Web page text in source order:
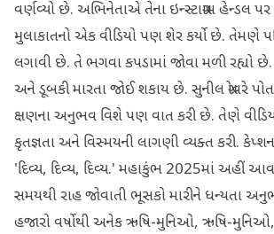
વર્ણવ્યો છે. અભિનેતાએ તેના ઇન્સ્ટાગ્રામ હેન્ડલ પર
મુલાકાતનો એક વીડિયો પણ શેર કર્યો છે. તેમણે
લગાવી છે. તે ભગવા કપડામાં જોવા મળી રહ્યો
અને ડૂબકી મારતા જોઈ શકાય છે. સુનીલ ગ્રોવરે
ક્ષણના અનુભવ વિશે પણ વાત કરી છે. તેણે
કૃતજ્ઞતા અને વિસ્મયની લાગણી વ્યક્ત કરી.
'દિવ્ય, દિવ્ય, દિવ્ય.' મહાકુંભ 2025માં અહીં
સમયથી રાહ જોવાતી ભૂસકો મારીને ધન્યતા
હજારો વર્ષોથી અનેક ઋષિ-મુનિઓ, ઋષિ-